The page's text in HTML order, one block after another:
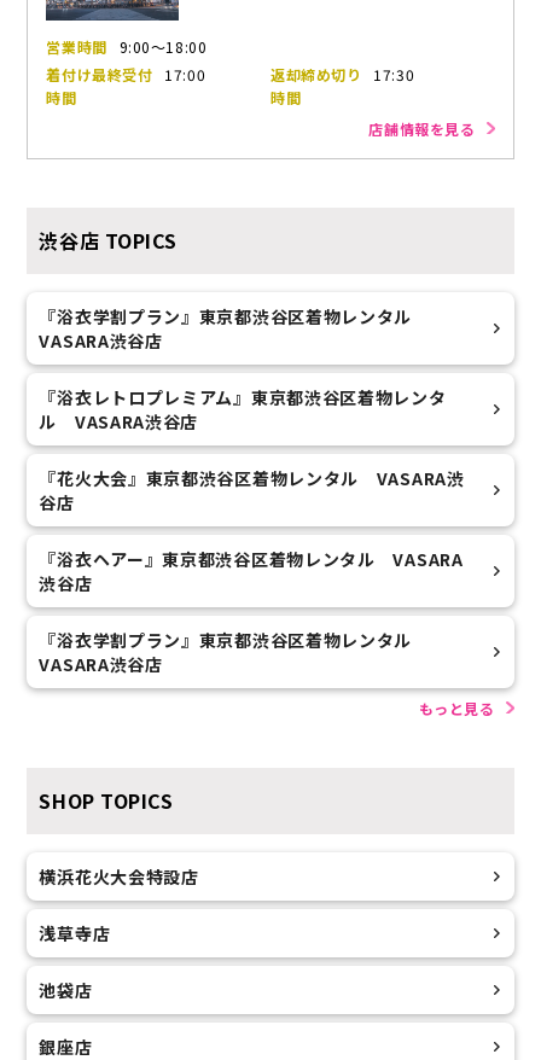
営業時間
9:00～18:00
着付け最終受付
時間
17:00
返却締め切り
時間
17:30
店舗情報を見る
渋谷店 TOPICS
『浴衣学割プラン』東京都渋谷区着物レンタル
VASARA渋谷店
『浴衣レトロプレミアム』東京都渋谷区着物レンタ
ル VASARA渋谷店
『花火大会』東京都渋谷区着物レンタル VASARA渋
谷店
『浴衣ヘアー』東京都渋谷区着物レンタル VASARA
渋谷店
『浴衣学割プラン』東京都渋谷区着物レンタル
VASARA渋谷店
もっと見る
SHOP TOPICS
横浜花火大会特設店
浅草寺店
池袋店
銀座店